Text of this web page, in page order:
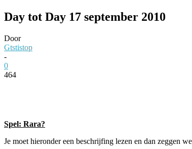
Day tot Day 17 september 2010
Door
Gtstistop
-
0
464
Spel: Rara?
Je moet hieronder een beschrijfing lezen en dan zeggen